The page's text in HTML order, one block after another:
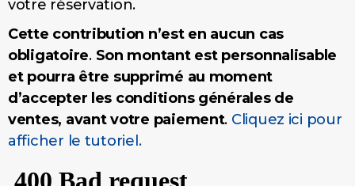
votre réservation.
Cette contribution n’est en aucun cas
obligatoire. Son montant est personnalisable
et pourra être supprimé au moment
d’accepter les conditions générales de
ventes, avant votre paiement. Cliquez ici pour
afficher le tutoriel.